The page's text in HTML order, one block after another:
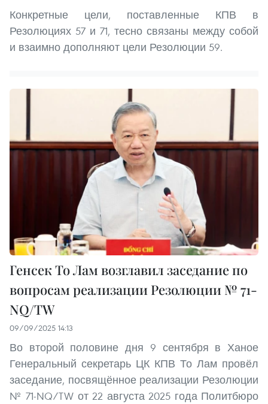
Конкретные цели, поставленные КПВ в
Резолюциях 57 и 71, тесно связаны между собой
и взаимно дополняют цели Резолюции 59.
Генсек То Лам возглавил заседание по
вопросам реализации Резолюции № 71-
NQ/TW
09/09/2025 14:13
Во второй половине дня 9 сентября в Ханое
Генеральный секретарь ЦК КПВ То Лам провёл
заседание, посвящённое реализации Резолюции
№ 71-NQ/TW от 22 августа 2025 года Политбюро